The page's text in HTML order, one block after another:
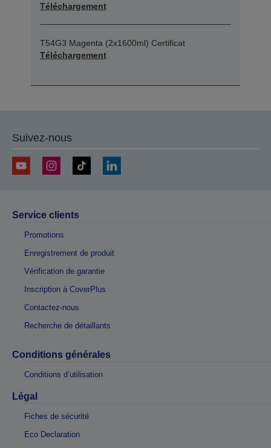
Téléchargement
T54G3 Magenta (2x1600ml) Certificat
Téléchargement
Suivez-nous
Service clients
Promotions
Enregistrement de produit
Vérification de garantie
Inscription à CoverPlus
Contactez-nous
Recherche de détaillants
Conditions générales
Conditions d’utilisation
Légal
Fiches de sécurité
Eco Declaration